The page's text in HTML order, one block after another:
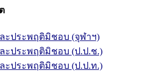
ะประพฤติมิชอบ (จุฬาฯ)
ะประพฤติมิชอบ (ป.ป.ช.)
ะประพฤติมิชอบ (ป.ป.ท.)